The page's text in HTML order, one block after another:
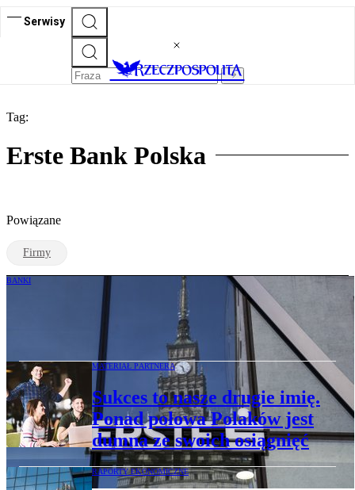
Serwisy
Tag:
Erste Bank Polska
Powiązane
Firmy
BANKI
Zysk Erste Bank Polska w II kwartale
przebił prognozy
MATERIAŁ PARTNERA
Sukces to nasze drugie imię.
Ponad połowa Polaków jest
dumna ze swoich osiągnięć
RAPORTY EKONOMICZNE